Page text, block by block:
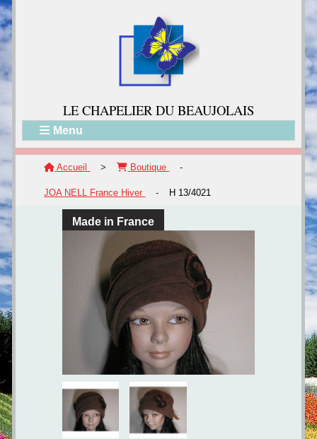
LE CHAPELIER DU BEAUJOLAIS
Menu
Accueil > Boutique -
JOA NELL France Hiver - H 13/4021
Made in France